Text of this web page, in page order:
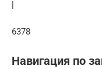
|
6378
Навигация по